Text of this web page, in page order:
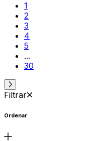
1
2
3
4
5
...
30
Filtrar
Ordenar